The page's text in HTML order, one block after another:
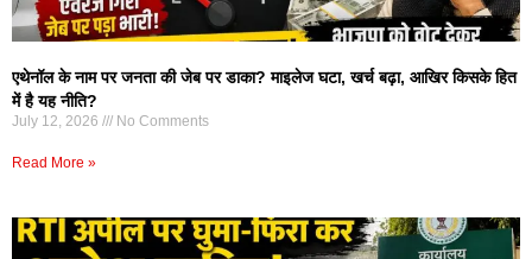
एथेनॉल के नाम पर जनता की जेब पर डाका? माइलेज घटा, खर्च बढ़ा, आखिर किसके हित
में है यह नीति?
July 12, 2026 No Comments
Read More »